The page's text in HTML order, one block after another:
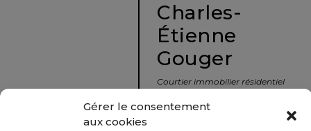
Gérer le consentement
aux cookies
immobilier
Charles-
Étienne
Gouger
Courtier immobilier résidentiel